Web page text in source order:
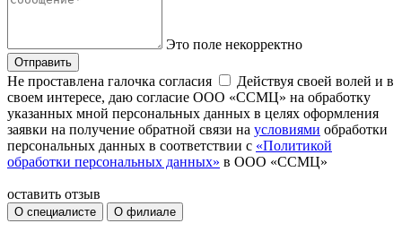
Это поле некорректно
Отправить
Не проставлена галочка согласия
Действуя своей волей и в
своем интересе, даю согласие ООО «ССМЦ» на обработку
указанных мной персональных данных в целях оформления
заявки на получение обратной связи на условиями обработки
персональных данных в соответствии с «Политикой
обработки персональных данных» в ООО «ССМЦ»
оставить отзыв
О специалисте О филиале